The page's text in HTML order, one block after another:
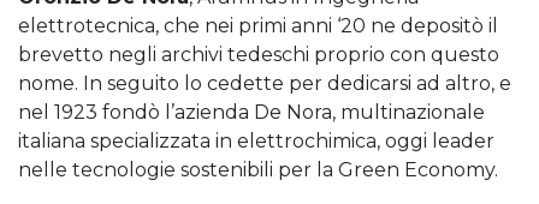
elettrotecnica, che nei primi anni ‘20 ne depositò il
brevetto negli archivi tedeschi proprio con questo
nome. In seguito lo cedette per dedicarsi ad altro, e
nel 1923 fondò l’azienda De Nora, multinazionale
italiana specializzata in elettrochimica, oggi leader
nelle tecnologie sostenibili per la Green Economy.